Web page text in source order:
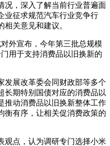
况，深入了解当前行业普遍面
业征求规范汽车行业竞争行
关意见和建议。
外宣布，今年第三批总规模
用于支持消费品以旧换新的
发展改革委会同财政部等多个
长期特别国债对应的消费品以
推动消费品以旧换新整体工作
衡有序，让相关促消费政策的
观点，认为调研专门选择小米